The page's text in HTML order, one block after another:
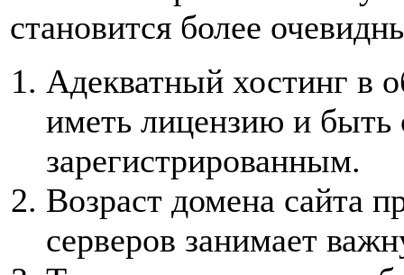
становится более
Адекватный хостинг в
иметь лицензию и быть
зарегистрированным.
Возраст домена сайта
серверов занимает